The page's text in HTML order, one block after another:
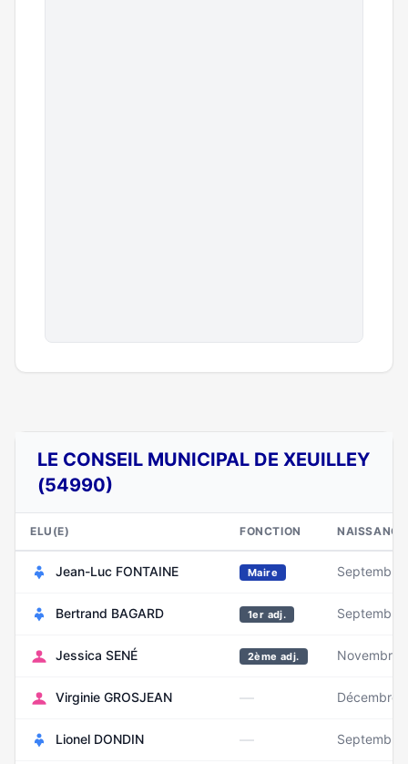
LE CONSEIL MUNICIPAL DE XEUILLEY
(54990)
ELU(E) FONCTION NAISSANCE
Jean-Luc FONTAINE Maire Septembre
Bertrand BAGARD 1er adj. Septembre
Jessica SENÉ 2ème adj. Novembre
Virginie GROSJEAN — Décembre
Lionel DONDIN — Septembre